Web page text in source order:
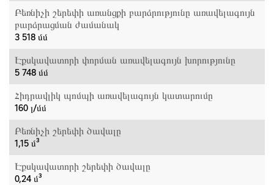
Բեռնիչի շերեփի առանցքի բարձրությունը առավելագույն
բարձրացման ժամանակ
3 518 մմ
Էքսկավատորի փորման առավելագույն խորությունը
5 748 մմ
Հիդրավլիկ պոմպի առավելագույն կատարումը
160 լ/մմ
Բեռնիչի շերեփի ծավալը
1,15 մ³
Էքսկավատորի շերեփի ծավալը
0,24 մ³